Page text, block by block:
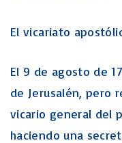
El vicariato
El 9 de agosto de
de Jerusalén, pero
vicario general del
haciendo una